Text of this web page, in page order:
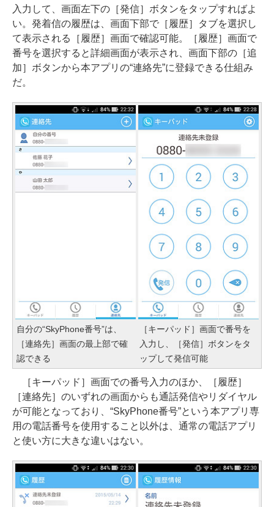
入力して、画面左下の［発信］ボタンをタップすればよ
い。発着信の履歴は、画面下部で［履歴］タブを選択し
て表示される［履歴］画面で確認可能。［履歴］画面で
番号を選択すると詳細画面が表示され、画面下部の［追
加］ボタンから本アプリの“連絡先”に登録できる仕組み
だ。
自分の“SkyPhone番号”は、
［連絡先］画面の最上部で確
認できる
［キーパッド］画面で番号を
入力し、［発信］ボタンをタ
ップして発信可能
［キーパッド］画面での番号入力のほか、［履歴］
［連絡先］のいずれの画面からも通話発信やリダイヤル
が可能となっており、“SkyPhone番号”という本アプリ専
用の電話番号を使用すること以外は、通常の電話アプリ
と使い方に大きな違いはない。